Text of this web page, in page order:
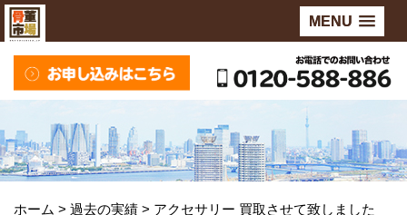
MENU
ホーム > 過去の実績 > アクセサリー 買取させて致しました